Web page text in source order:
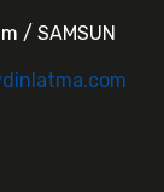
/ SAMSUN